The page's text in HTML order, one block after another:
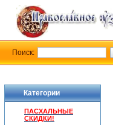
Категории
ПАСХАЛЬНЫЕ
СКИДКИ!
Поиск: